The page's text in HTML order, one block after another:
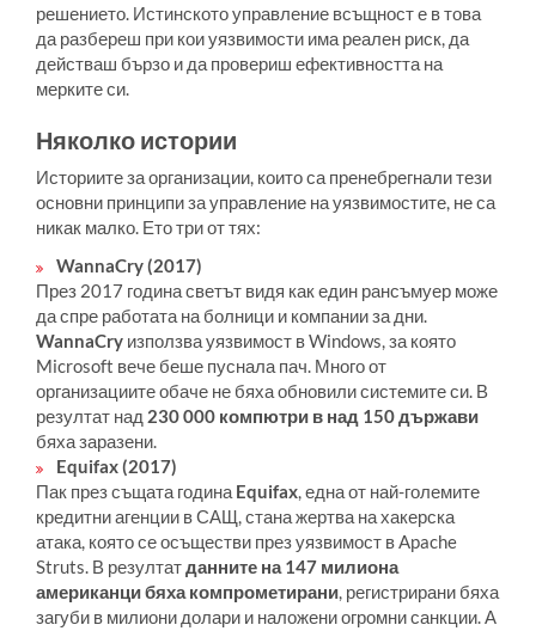
решението. Истинското управление всъщност е в това
да разбереш при кои уязвимости има реален риск, да
действаш бързо и да провериш ефективността на
мерките си.
Няколко истории
Историите за организации, които са пренебрегнали тези
основни принципи за управление на уязвимостите, не са
никак малко. Ето три от тях:
WannaCry (2017)
През 2017 година светът видя как един рансъмуер може
да спре работата на болници и компании за дни.
WannaCry използва уязвимост в Windows, за която
Microsoft вече беше пуснала пач. Много от
организациите обаче не бяха обновили системите си. В
резултат над 230 000 компютри в над 150 държави
бяха заразени.
Equifax (2017)
Пак през същата година Equifax , една от най-големите
кредитни агенции в САЩ, стана жертва на хакерска
атака, която се осъществи през уязвимост в Apache
Struts. В резултат данните на 147 милиона
американци бяха компрометирани , регистрирани бяха
загуби в милиони долари и наложени огромни санкции. А